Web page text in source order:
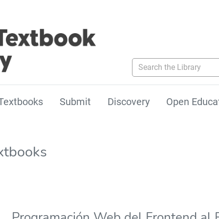
Search the Library
Submit Discovery Open